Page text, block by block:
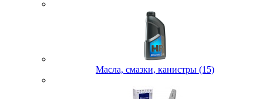
Масла, смазки, канистры (15)